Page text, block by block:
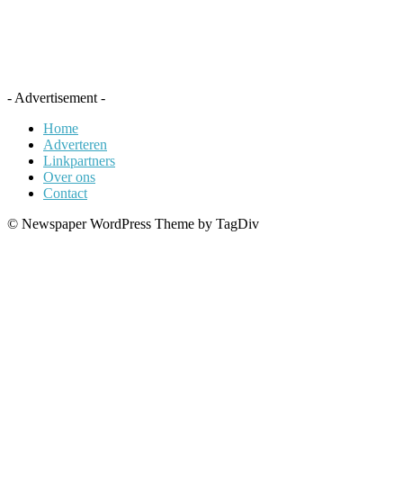
- Advertisement -
Home
Adverteren
Linkpartners
Over ons
Contact
© Newspaper WordPress Theme by TagDiv